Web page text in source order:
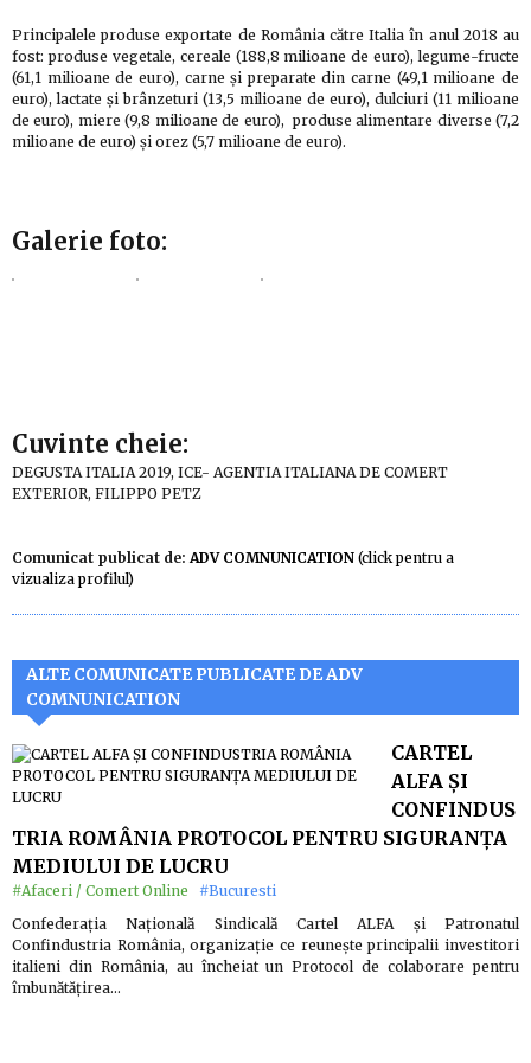
Principalele produse exportate de România către Italia în anul 2018 au
fost: produse vegetale, cereale (188,8 milioane de euro), legume-fructe
(61,1 milioane de euro), carne și preparate din carne (49,1 milioane de
euro), lactate și brânzeturi (13,5 milioane de euro), dulciuri (11 milioane
de euro), miere (9,8 milioane de euro), produse alimentare diverse (7,2
milioane de euro) și orez (5,7 milioane de euro).
Galerie foto:
Cuvinte cheie:
DEGUSTA ITALIA 2019, ICE- AGENTIA ITALIANA DE COMERT
EXTERIOR, FILIPPO PETZ
Comunicat publicat de: ADV COMNUNICATION (click pentru a
vizualiza profilul)
ALTE COMUNICATE PUBLICATE DE ADV
COMNUNICATION
CARTEL
ALFA ŞI
CONFINDUS
TRIA ROMÂNIA PROTOCOL PENTRU SIGURANȚA
MEDIULUI DE LUCRU
#Afaceri / Comert Online
#Bucuresti
Confederaţia Naţională Sindicală Cartel ALFA şi Patronatul
Confindustria România, organizaţie ce reuneşte principalii investitori
italieni din România, au încheiat un Protocol de colaborare pentru
îmbunătățirea…